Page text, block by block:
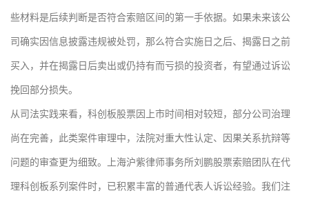
些材料是后续判断是否符合索赔区间的第一手依据。如果未来该公
司确实因信息披露违规被处罚，那么符合实施日之后、揭露日之前
买入，并在揭露日后卖出或仍持有而亏损的投资者，有望通过诉讼
挽回部分损失。
从司法实践来看，科创板股票因上市时间相对较短，部分公司治理
尚在完善，此类案件审理中，法院对重大性认定、因果关系抗辩等
问题的审查更为细致。上海沪紫律师事务所刘鹏股票索赔团队在代
理科创板系列案件时，已积累丰富的普通代表人诉讼经验。我们注